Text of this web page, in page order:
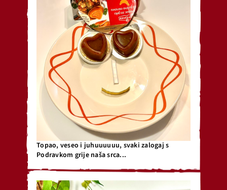
Topao, veseo i juhuuuuuu, svaki zalogaj s
Podravkom grije naša srca...